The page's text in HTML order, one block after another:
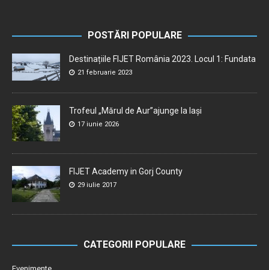
POSTĂRI POPULARE
Destinațiile FIJET România 2023. Locul 1: Fundata
21 februarie 2023
Trofeul „Mărul de Aur”ajunge la Iași
17 iunie 2026
FIJET Academy in Gorj County
29 iulie 2017
CATEGORII POPULARE